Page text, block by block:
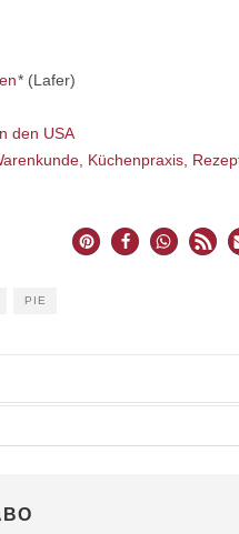
* (Lafer)
den USA
Küchenpraxis,
PIE